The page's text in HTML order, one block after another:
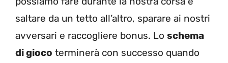
saltare da un tetto all’altro, sparare ai nostri
avversari e raccogliere bonus. Lo schema
di gioco terminerà con successo quando